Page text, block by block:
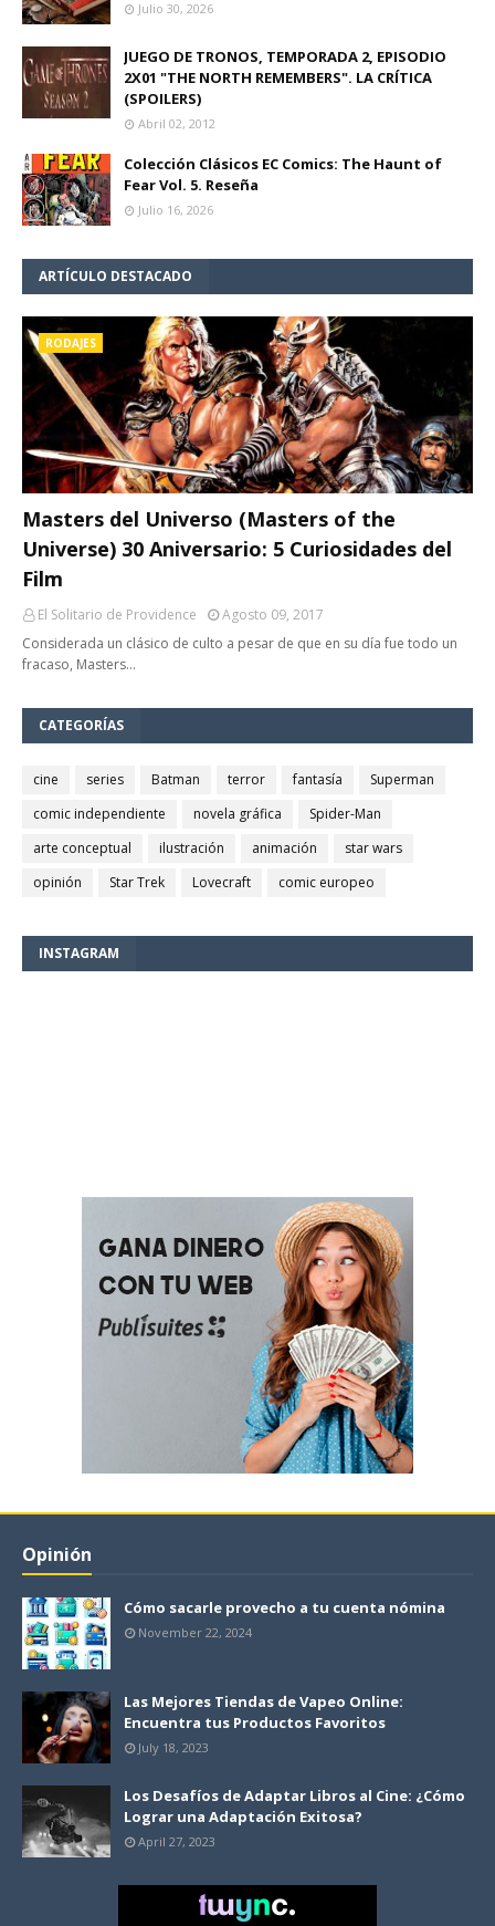
Julio 30, 2026
JUEGO DE TRONOS, TEMPORADA 2, EPISODIO
2X01 "THE NORTH REMEMBERS". LA CRÍTICA
(SPOILERS)
Abril 02, 2012
Colección Clásicos EC Comics: The Haunt of
Fear Vol. 5. Reseña
Julio 16, 2026
ARTÍCULO DESTACADO
RODAJES
Masters del Universo (Masters of the
Universe) 30 Aniversario: 5 Curiosidades del
Film
El Solitario de Providence
Agosto 09, 2017
Considerada un clásico de culto a pesar de que en su día fue todo un
fracaso, Masters…
CATEGORÍAS
cine series Batman terror fantasía
Superman
comic independiente
novela gráfica
Spider-Man
arte conceptual
ilustración animación
star wars
opinión
Star Trek Lovecraft comic europeo
INSTAGRAM
Opinión
Cómo sacarle provecho a tu cuenta nómina
November 22, 2024
Las Mejores Tiendas de Vapeo Online:
Encuentra tus Productos Favoritos
July 18, 2023
Los Desafíos de Adaptar Libros al Cine: ¿Cómo
Lograr una Adaptación Exitosa?
April 27, 2023